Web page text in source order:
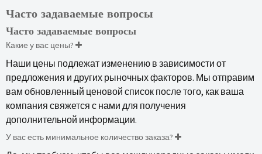
Часто задаваемые вопросы
Часто задаваемые вопросы
Какие у вас цены?
Наши цены подлежат изменению в зависимости от
предложения и других рыночных факторов. Мы отправим
вам обновленный ценовой список после того, как ваша
компания свяжется с нами для получения
дополнительной информации.
У вас есть минимальное количество заказа?